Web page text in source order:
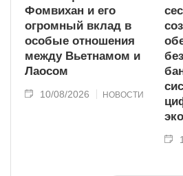
Фомвихан и его
огромный вклад в
особые отношения
между Вьетнамом и
Лаосом
10/08/2026 НОВОСТИ